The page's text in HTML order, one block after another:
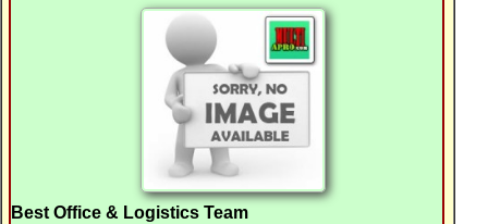
Best Office & Logistics Team